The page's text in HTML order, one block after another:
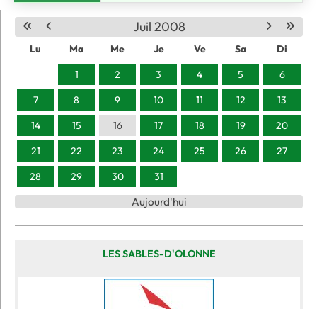
Juil 2008
Lu Ma Me Je Ve Sa
Di
1
2 3 4 5
6
7
8 9 10 11 12
13
14
15 16 17 18 19
20
21
22 23 24 25 26
27
28
29 30 31
Aujourd'hui
LES SABLES-D'OLONNE